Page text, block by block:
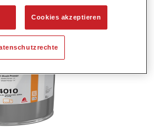
Cookies akzeptieren